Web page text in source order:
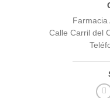
Farmacia
Calle Carril del